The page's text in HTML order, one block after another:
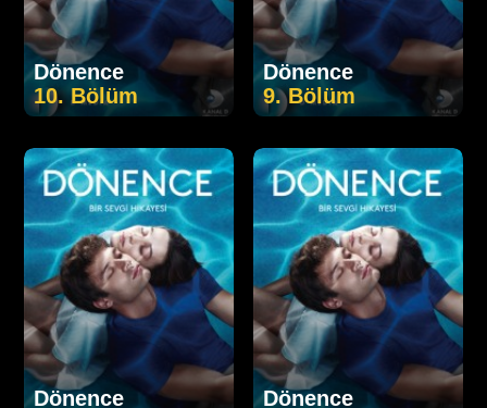
Dönence
10. Bölüm
Dönence
9. Bölüm
Dönence Dönence